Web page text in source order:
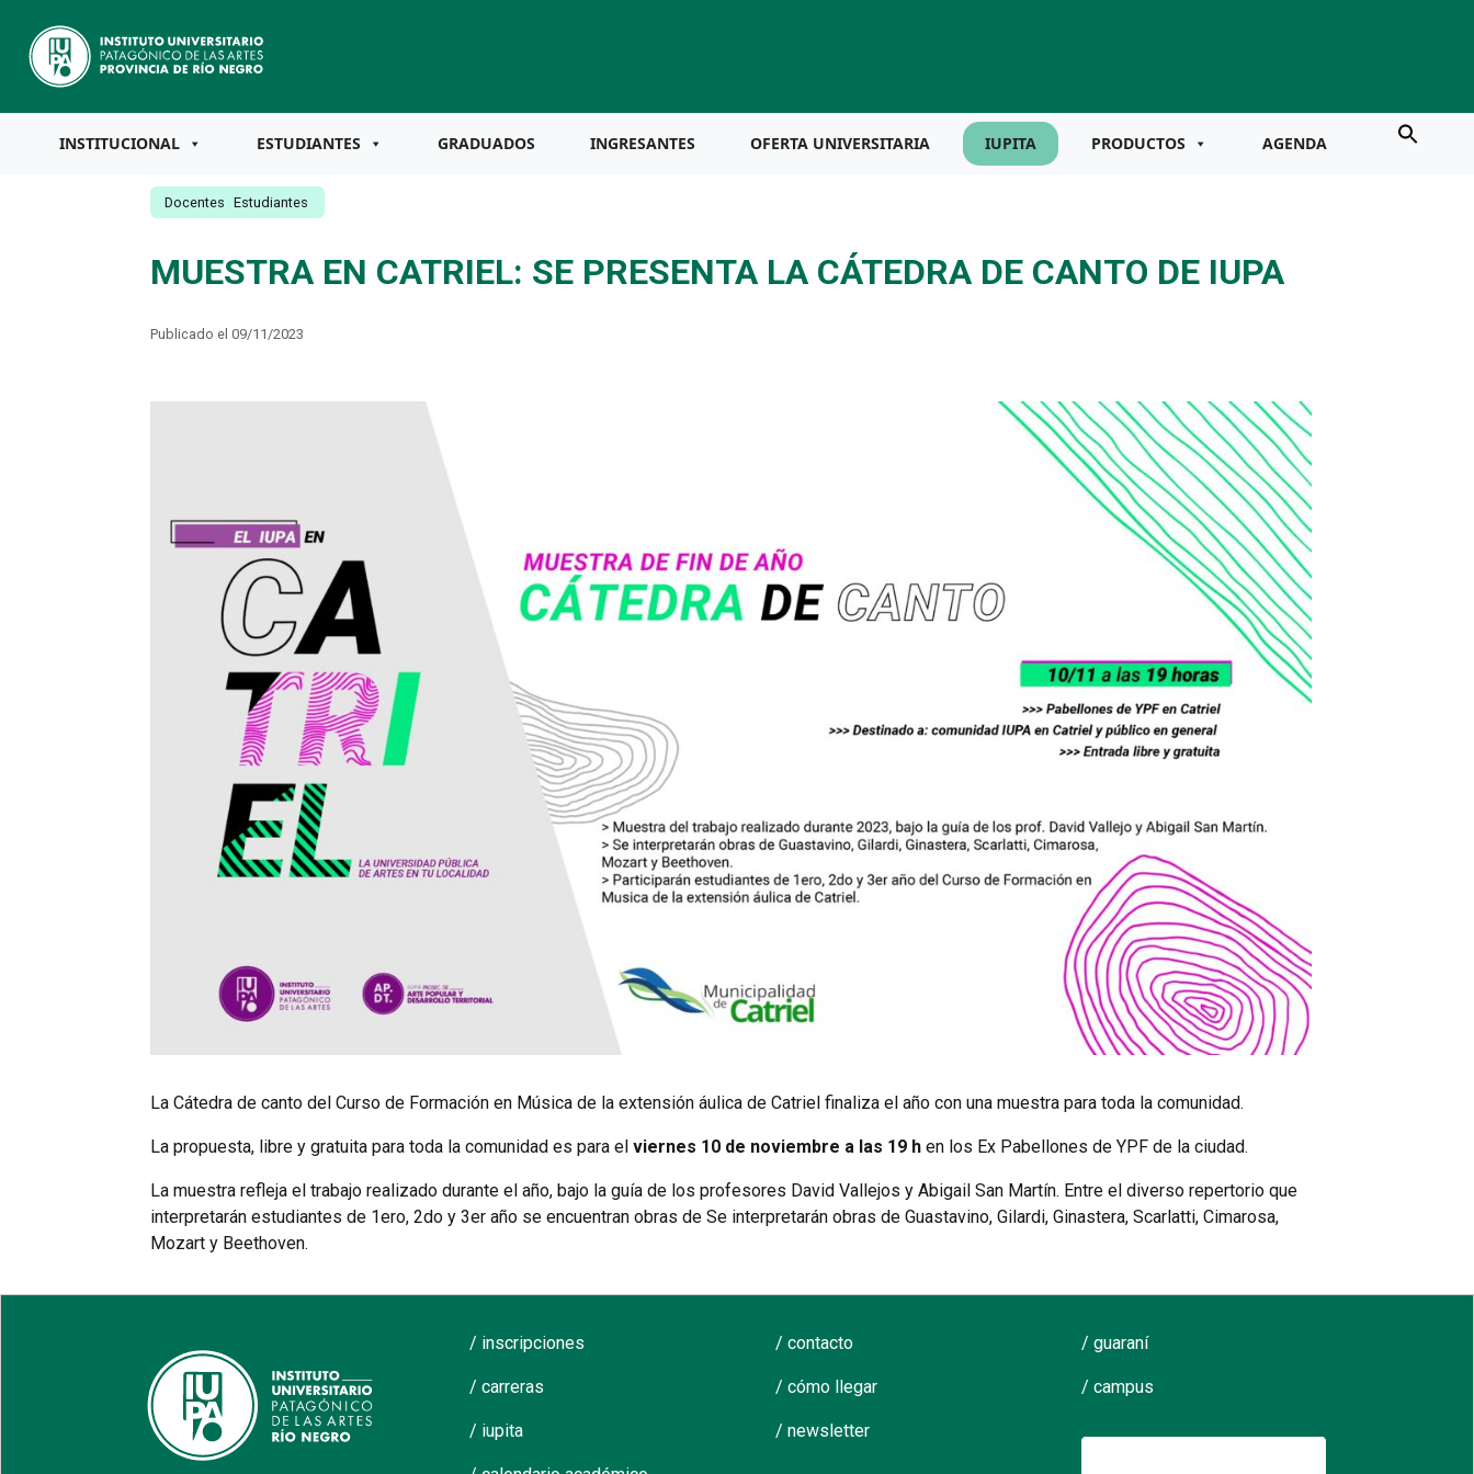
INSTITUCIONAL ESTUDIANTES GRADUADOS INGRESANTES OFERTA UNIVERSITARIA IUPITA PRODUCTOS AGENDA
Docentes Estudiantes
MUESTRA EN CATRIEL: SE PRESENTA LA CÁTEDRA DE CANTO DE IUPA
Publicado el 09/11/2023
La Cátedra de canto del Curso de Formación en Música de la extensión áulica de Catriel finaliza el año con una muestra para toda la comunidad.
La propuesta, libre y gratuita para toda la comunidad es para el viernes 10 de noviembre a las 19 hen los Ex Pabellones de YPF de la ciudad.
La muestra refleja el trabajo realizado durante el año, bajo la guía de los profesores David Vallejos y Abigail San Martín. Entre el diverso repertorio que
interpretarán estudiantes de 1ero, 2do y 3er año se encuentran obras de Se interpretarán obras de Guastavino, Gilardi, Ginastera, Scarlatti, Cimarosa,
Mozart y Beethoven.
/ inscripciones
/ carreras
/ iupita
/ contacto
/ cómo llegar
/ newsletter
/ guaraní
/ campus
Buscar: